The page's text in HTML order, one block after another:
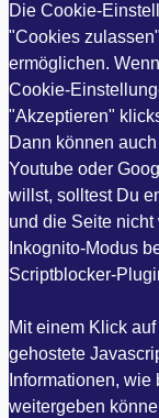
Die Cookie-
"Cookies
ermöglichen.
Cookie-
"Akzeptieren"
Dann können
Youtube oder
willst, solltest Du
und die Seite
Inkognito-Modus
Scriptblocker-
Mit einem Klick
gehostete
Informationen,
weitergeben